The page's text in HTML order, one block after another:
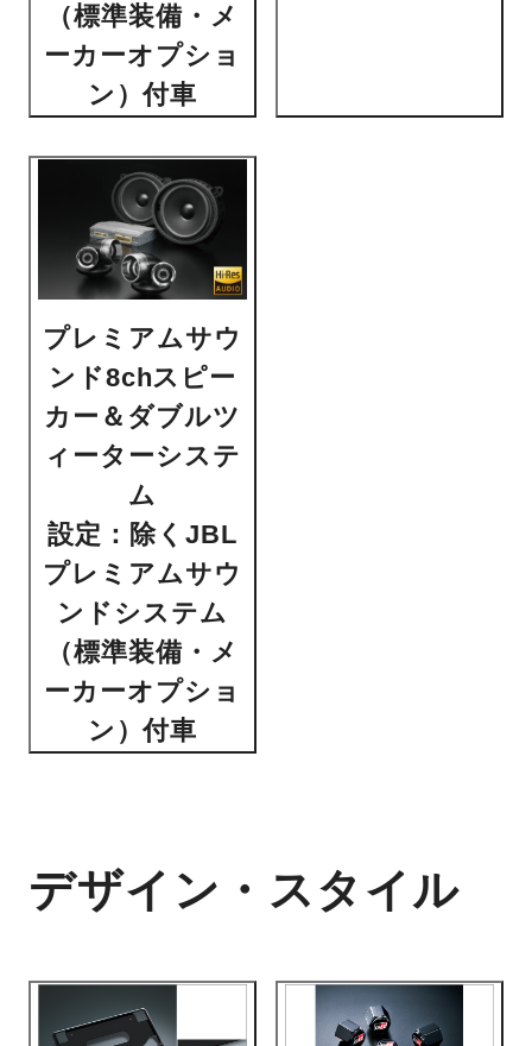
（標準装備・メ
ーカーオプショ
ン）付車
プレミアムサウ
ンド8chスピー
カー＆ダブルツ
ィーターシステ
ム
設定：除くJBL
プレミアムサウ
ンドシステム
（標準装備・メ
ーカーオプショ
ン）付車
デザイン・スタイル